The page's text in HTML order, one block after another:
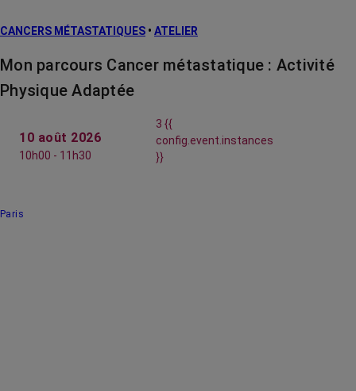
CANCERS MÉTASTATIQUES • ATELIER
Mon parcours Cancer métastatique : Activité
Physique Adaptée
10 août 2026
10h00 - 11h30
3 {{
config.event.instances
}}
Paris